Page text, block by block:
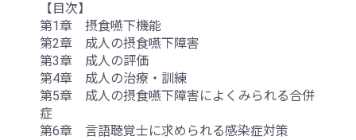
【目次】
第1章 摂食嚥下機能
第2章 成人の摂食嚥下障害
第3章 成人の評価
第4章 成人の治療・訓練
第5章 成人の摂食嚥下障害によくみられる合併
症
第6章 言語聴覚士に求められる感染症対策